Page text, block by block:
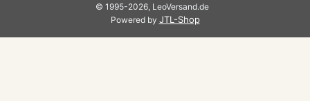
© 1995-2026, LeoVersand.de
Powered by JTL-Shop